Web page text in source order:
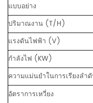
แบบอย่าง
ปริมาณงาน (T/H)
แรงดันไฟฟ้า (V)
กำลังไฟ (KW)
ความแม่นยำในการเรียงลำ
อัตราการเหวี่ยง